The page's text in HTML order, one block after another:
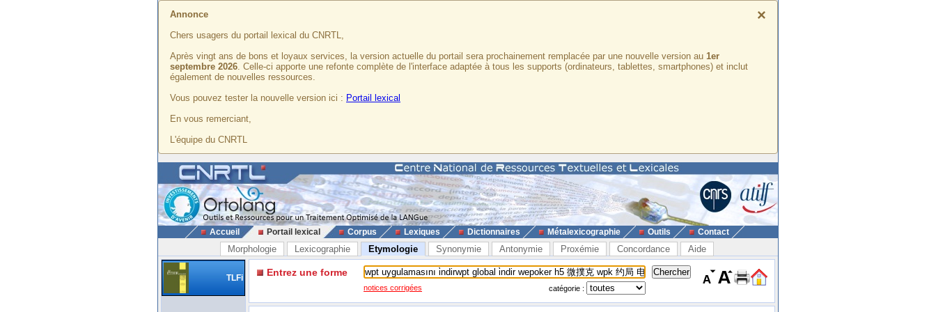
×
Annonce
Chers usagers du portail lexical du CNRTL,
Après vingt ans de bons et loyaux services, la version actuelle du portail sera prochainement remplacée par une nouvelle version au 1er
septembre 2026. Celle-ci apporte une refonte complète de l'interface adaptée à tous les supports (ordinateurs, tablettes, smartphones) et inclut
également de nouvelles ressources.
Vous pouvez tester la nouvelle version ici : Portail lexical
En vous remerciant,
L'équipe du CNRTL
Accueil Portail lexical Corpus Lexiques Dictionnaires Métalexicographie Outils Contact
Morphologie Lexicographie Etymologie Synonymie Antonymie Proxémie Concordance Aide
TLFi Entrez une forme
notices corrigées catégorie :